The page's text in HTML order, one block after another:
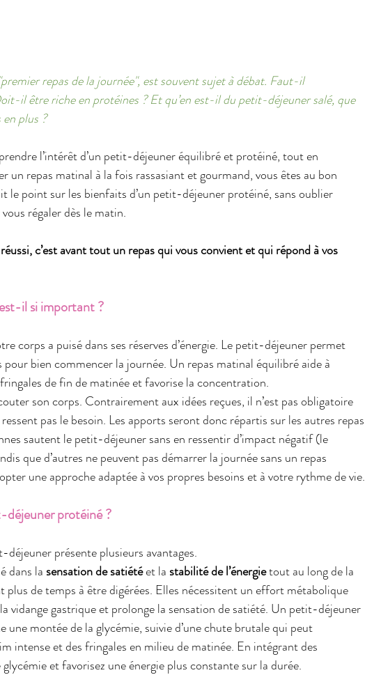
repas de la journée", est souvent sujet à débat. Faut-il
il être riche en protéines ? Et qu’en est-il du petit-déjeuner salé, que
plus ?
l’intérêt d’un petit-déjeuner équilibré et protéiné, tout en
un repas matinal à la fois rassasiant et gourmand, vous êtes au bon
le point sur les bienfaits d’un petit-déjeuner protéiné, sans oublier
régaler dès le matin.
c’est avant tout un repas qui vous convient et qui répond à vos
il si important ?
corps a puisé dans ses réserves d’énergie. Le petit-déjeuner permet
bien commencer la journée. Un repas matinal équilibré aide à
de fin de matinée et favorise la concentration.
son corps. Contrairement aux idées reçues, il n’est pas obligatoire
pas le besoin. Les apports seront donc répartis sur les autres repas
sautent le petit-déjeuner sans en ressentir d’impact négatif (le
que d’autres ne peuvent pas démarrer la journée sans un repas
une approche adaptée à vos propres besoins et à votre rythme de vie.
protéiné ?
présente plusieurs avantages.
dans la sensation de satiété et la stabilité de l’énergie tout au long de la
plus de temps à être digérées. Elles nécessitent un effort métabolique
vidange gastrique et prolonge la sensation de satiété. Un petit-déjeuner
une montée de la glycémie, suivie d’une chute brutale qui peut
intense et des fringales en milieu de matinée. En intégrant des
et favorisez une énergie plus constante sur la durée.